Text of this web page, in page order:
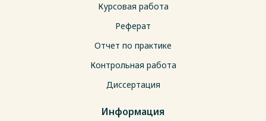
Курсовая работа
Реферат
Отчет по практике
Контрольная работа
Диссертация
Информация